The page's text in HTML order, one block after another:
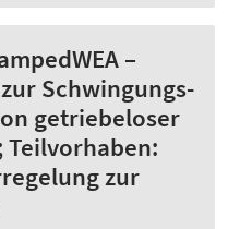
–
Schwingungs-
getriebeloser
Teilvorhaben:
zur